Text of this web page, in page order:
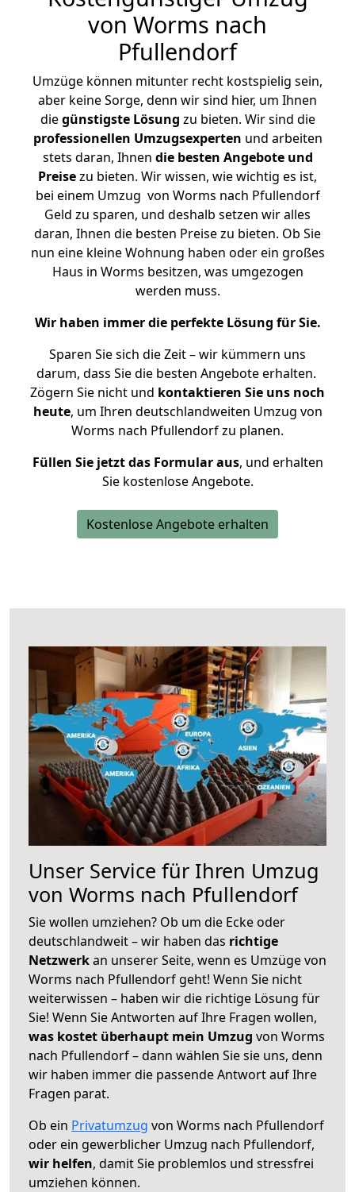
von Worms nach
Pfullendorf
Umzüge können mitunter recht kostspielig sein,
aber keine Sorge, denn wir sind hier, um Ihnen
diegünstigste Lösung zu bieten. Wir sind die
professionellen Umzugsexperten und arbeiten
stets daran, Ihnen die besten Angebote und
Preisezu bieten. Wir wissen, wie wichtig es ist,
bei einem Umzug von Worms nach Pfullendorf
Geld zu sparen, und deshalb setzen wir alles
daran, Ihnen die besten Preise zu bieten. Ob Sie
nun eine kleine Wohnung haben oder ein großes
Haus in Worms besitzen, was umgezogen
werden muss.
Wir haben immer die perfekte Lösung für Sie.
Sparen Sie sich die Zeit – wir kümmern uns
darum, dass Sie die besten Angebote erhalten.
Zögern Sie nicht und kontaktieren Sie uns noch
heute, um Ihren deutschlandweiten Umzug von
Worms nach Pfullendorf zu planen.
Füllen Sie jetzt das Formular aus, und erhalten
Sie kostenlose Angebote.
Kostenlose Angebote erhalten
Unser Service für Ihren Umzug
von Worms nach Pfullendorf
Sie wollen umziehen? Ob um die Ecke oder
deutschlandweit – wir haben das richtige
Netzwerkan unserer Seite, wenn es Umzüge von
Worms nach Pfullendorf geht! Wenn Sie nicht
weiterwissen – haben wir die richtige Lösung für
Sie! Wenn Sie Antworten auf Ihre Fragen wollen,
was kostet überhaupt mein Umzug von Worms
nach Pfullendorf – dann wählen Sie sie uns, denn
wir haben immer die passende Antwort auf Ihre
Fragen parat.
Ob ein Privatumzug von Worms nach Pfullendorf
oder ein gewerblicher Umzug nach Pfullendorf,
wir helfen, damit Sie problemlos und stressfrei
umziehen können.